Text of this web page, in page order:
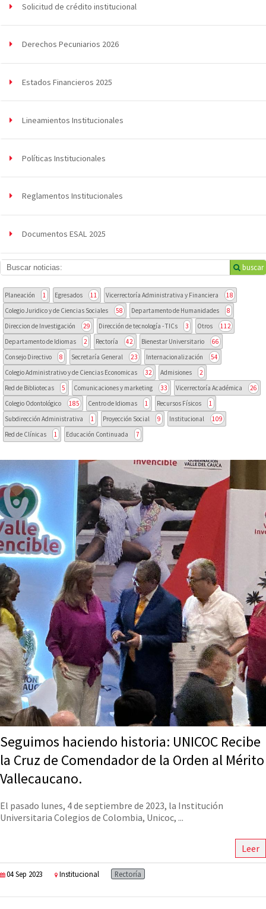
Solicitud de crédito institucional
Derechos Pecuniarios 2026
Estados Financieros 2025
Lineamientos Institucionales
Políticas Institucionales
Reglamentos Institucionales
Documentos ESAL 2025
buscar
Planeación 1 Egresados 11 Vicerrectoría Administrativa y Financiera
18
Colegio Juridico y de Ciencias Sociales
58 Departamento de Humanidades
8
Direccion de Investigación
29 Dirección de tecnología - TICs 3 Otros
112
Departamento de Idiomas
2 Rectoría 42 Bienestar Universitario
66
Consejo Directivo
8 Secretaría General 23 Internacionalización
54
Colegio Administrativo y de Ciencias Economicas
32 Admisiones
2
Red de Bibliotecas
5 Comunicaciones y marketing 33 Vicerrectoría Académica
26
Colegio Odontológico
185 Centro de Idiomas 1 Recursos Físicos
1
Subdirección Administrativa
1 Proyección Social 9 Institucional
109
Red de Clínicas
1 Educación Continuada 7
Seguimos haciendo historia: UNICOC Recibe
la Cruz de Comendador de la Orden al Mérito
Vallecaucano.
El pasado lunes, 4 de septiembre de 2023, la Institución
Universitaria Colegios de Colombia, Unicoc, ...
Leer
04 Sep 2023 Institucional Rectoría